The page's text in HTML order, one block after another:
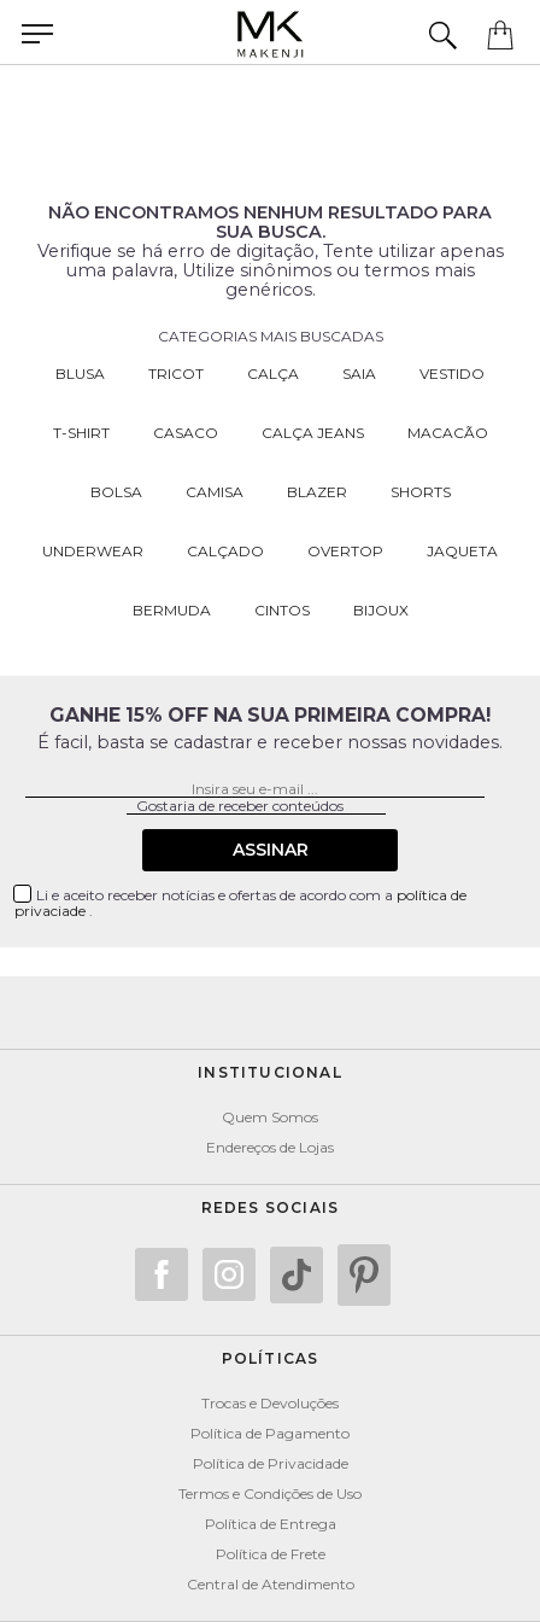
NÃO ENCONTRAMOS NENHUM RESULTADO PARA
SUA BUSCA.
Verifique se há erro de digitação, Tente utilizar apenas
uma palavra, Utilize sinônimos ou termos mais
genéricos.
CATEGORIAS MAIS BUSCADAS
BLUSA TRICOT CALÇA SAIA VESTIDO
T-SHIRT CASACO CALÇA JEANS MACACÃO
BOLSA CAMISA BLAZER SHORTS
UNDERWEAR CALÇADO OVERTOP JAQUETA
BERMUDA CINTOS BIJOUX
GANHE 15% OFF NA SUA PRIMEIRA COMPRA!
É facil, basta se cadastrar e receber nossas novidades.
ASSINAR
Li e aceito receber notícias e ofertas de acordo com a política de
privaciade
INSTITUCIONAL
Quem Somos
Endereços de Lojas
REDES SOCIAIS
POLÍTICAS
Trocas e Devoluções
Política de Pagamento
Política de Privacidade
Termos e Condições de Uso
Política de Entrega
Política de Frete
Central de Atendimento